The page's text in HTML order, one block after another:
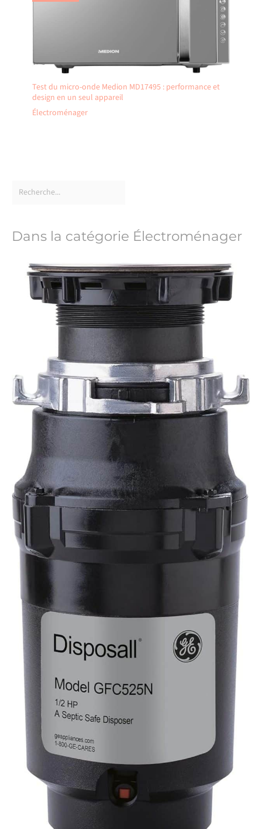
Test du micro-onde Medion MD17495 : performance et
design en un seul appareil
Électroménager
Dans la catégorie Électroménager